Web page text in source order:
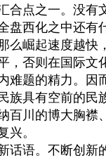
合点之一。没有
盘西化之中还
么崛起速度越快
，否则在国际
难题的精力。
族具有空前的
百川的博大胸襟
兴。
语。不断创新